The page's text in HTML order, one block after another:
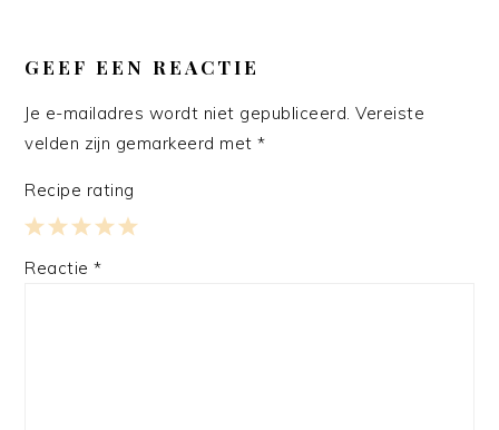
INTERACTIES
GEEF EEN REACTIE
Je e-mailadres wordt niet gepubliceerd. Vereiste
velden zijn gemarkeerd met*
Recipe rating
4
3
2
1
Reactie*